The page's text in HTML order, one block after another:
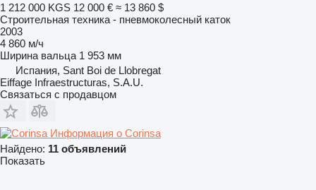
1 212 000 KGS 12 000 € ≈ 13 860 $
Строительная техника - пневмоколесный каток
2003
4 860 м/ч
Ширина вальца 1 953 мм
Испания, Sant Boi de Llobregat
Eiffage Infraestructuras, S.A.U.
Связаться с продавцом
Информация о Corinsa
Найдено: 11 объявлений
Показать